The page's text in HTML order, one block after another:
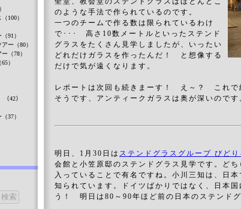
のような手法で作られているのです。
一つのチームで作る数は限られているわけ
で･･･ 高さ10数メートルといったステンド
グラスをたくさん見学しましたが、いったい
どれだけガラスを作ったんだ！ と想像する
だけで気が遠くなります。
レポートは次回も続きまーす！ え～？ これで
そうです、アンティークガラスは奥が深いのです
明日、1月30日は ステンドグラスグループ びどり
会館と小笠原邸のステンドグラス見学です。どち
入っていることで有名ですね。小川三知は、日
知られています。ドイツばかりではなく、日本
う！ 明日は80～90年ほど前の日本のステンド
100）
91）
ー（80）
（78）
）
（42）
37）